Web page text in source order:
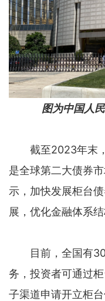
图为中国人
截至2023年末，
是全球第二大债券
示，加快发展柜台
展，优化金融体系结
目前，全国有30
务，投资者可通过
子渠道申请开立柜